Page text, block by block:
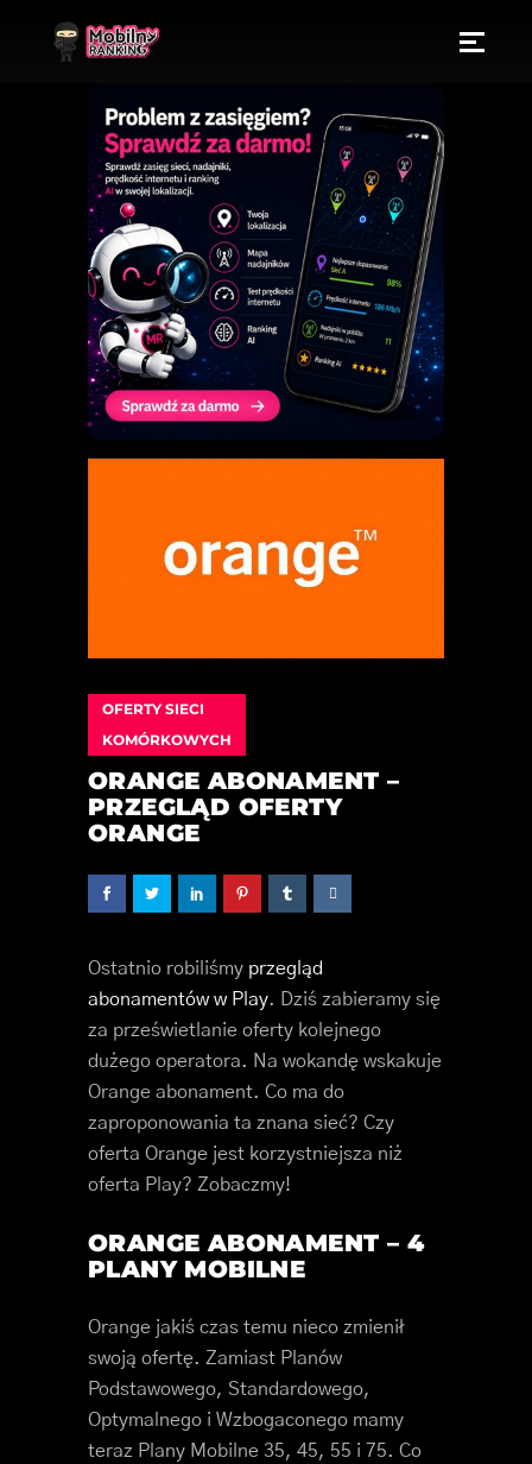
OFERTY SIECI
KOMÓRKOWYCH
ORANGE ABONAMENT –
PRZEGLĄD OFERTY
ORANGE
Ostatnio robiliśmy przegląd
abonamentów w Play. Dziś zabieramy się
za prześwietlanie oferty kolejnego
dużego operatora. Na wokandę wskakuje
Orange abonament. Co ma do
zaproponowania ta znana sieć? Czy
oferta Orange jest korzystniejsza niż
oferta Play? Zobaczmy!
ORANGE ABONAMENT – 4
PLANY MOBILNE
Orange jakiś czas temu nieco zmienił
swoją ofertę. Zamiast Planów
Podstawowego, Standardowego,
Optymalnego i Wzbogaconego mamy
teraz Plany Mobilne 35, 45, 55 i 75. Co